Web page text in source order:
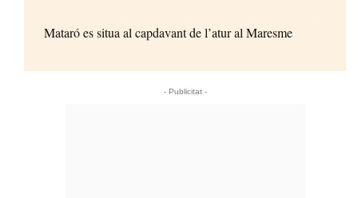
Mataró es situa al capdavant de l’atur al Maresme
- Publicitat -